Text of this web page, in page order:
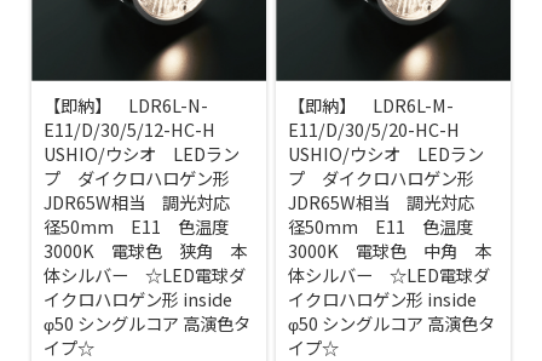
【即納】 LDR6L-N-
E11/D/30/5/12-HC-H
USHIO/ウシオ LEDラン
プ ダイクロハロゲン形
JDR65W相当 調光対応
径50mm E11 色温度
3000K 電球色 狭角 本
体シルバー ☆LED電球ダ
イクロハロゲン形 inside
φ50 シングルコア 高演色タ
イプ☆
【即納】 LDR6L-M-
E11/D/30/5/20-HC-H
USHIO/ウシオ LEDラン
プ ダイクロハロゲン形
JDR65W相当 調光対応
径50mm E11 色温度
3000K 電球色 中角 本
体シルバー ☆LED電球ダ
イクロハロゲン形 inside
φ50 シングルコア 高演色タ
イプ☆